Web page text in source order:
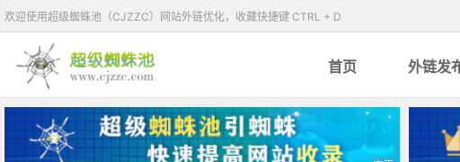
欢迎使用超级蜘蛛池（CJZZC）网站外链优化，收藏快捷键 CTRL + D
首页 外链发